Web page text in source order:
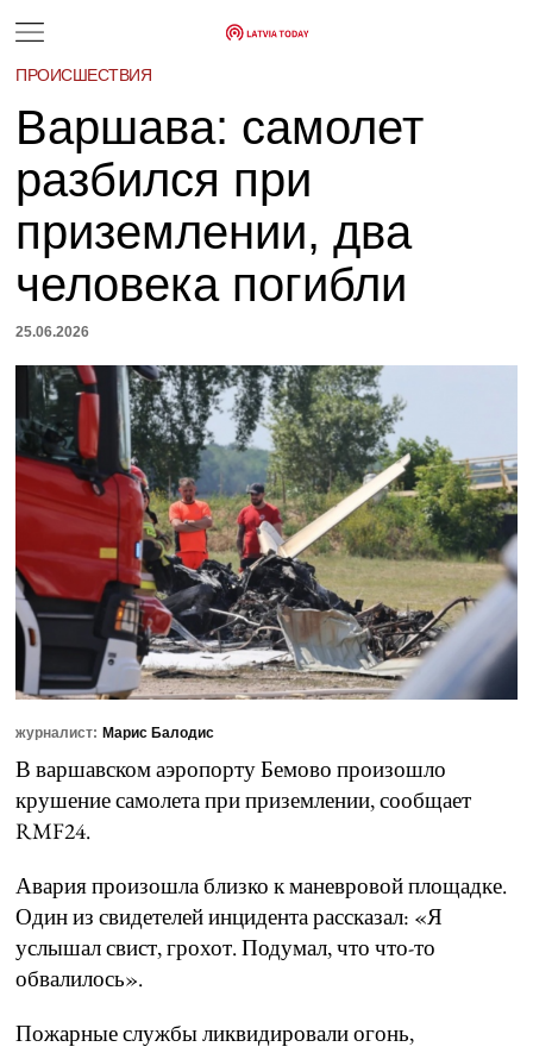
ПРОИСШЕСТВИЯ
Варшава: самолет
разбился при
приземлении, два
человека погибли
25.06.2026
журналист: Марис Балодис
В варшавском аэропорту Бемово произошло
крушение самолета при приземлении, сообщает
RMF24.
Авария произошла близко к маневровой площадке.
Один из свидетелей инцидента рассказал: «Я
услышал свист, грохот. Подумал, что что-то
обвалилось».
Пожарные службы ликвидировали огонь,